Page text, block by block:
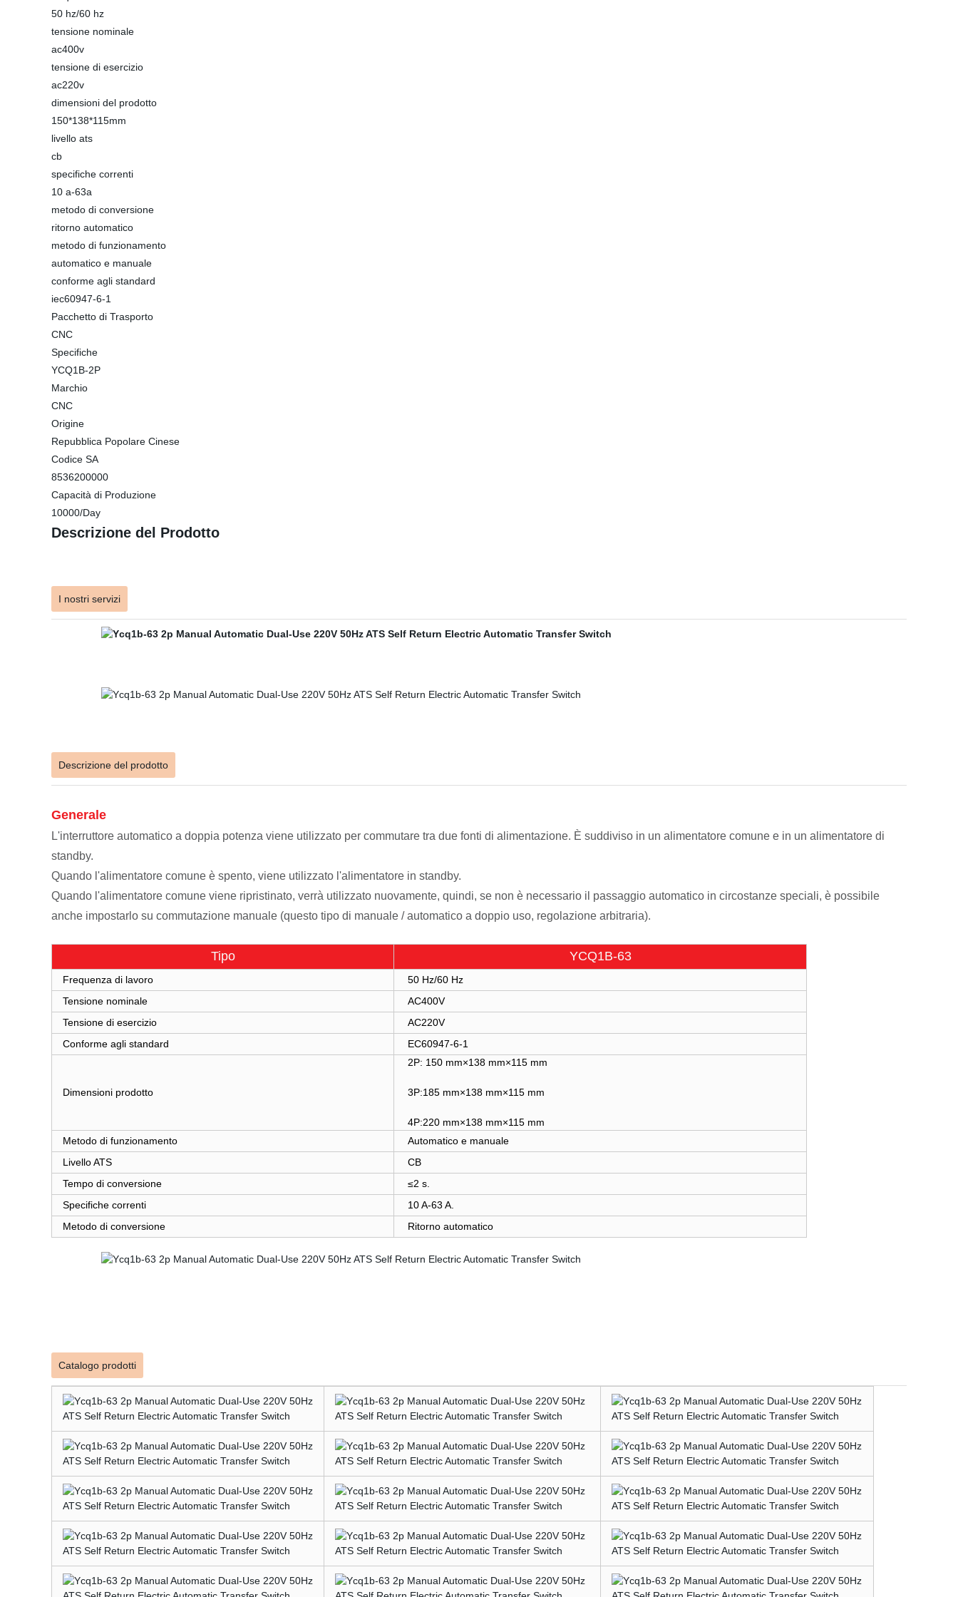
50 hz/60 hz
tensione nominale
ac400v
tensione di esercizio
ac220v
dimensioni del prodotto
150*138*115mm
livello ats
cb
specifiche correnti
10 a-63a
metodo di conversione
ritorno automatico
metodo di funzionamento
automatico e manuale
conforme agli standard
iec60947-6-1
Pacchetto di Trasporto
CNC
Specifiche
YCQ1B-2P
Marchio
CNC
Origine
Repubblica Popolare Cinese
Codice SA
8536200000
Capacità di Produzione
10000/Day
Descrizione del Prodotto
I nostri servizi
Descrizione del prodotto
Generale
L'interruttore automatico a doppia potenza viene utilizzato per commutare tra due fonti di alimentazione. È suddiviso in un alimentatore comune e in un alimentatore di
standby.
Quando l'alimentatore comune è spento, viene utilizzato l'alimentatore in standby.
Quando l'alimentatore comune viene ripristinato, verrà utilizzato nuovamente, quindi, se non è necessario il passaggio automatico in circostanze speciali, è possibile
anche impostarlo su commutazione manuale (questo tipo di manuale / automatico a doppio uso, regolazione arbitraria).
Tipo YCQ1B-63
Frequenza di lavoro
50 Hz/60 Hz
Tensione nominale
AC400V
Tensione di esercizio
AC220V
Conforme agli standard
EC60947-6-1
Dimensioni prodotto
2P: 150 mm×138 mm×115 mm
3P:185 mm×138 mm×115 mm
4P:220 mm×138 mm×115 mm
Metodo di funzionamento
Automatico e manuale
Livello ATS
CB
Tempo di conversione
≤2 s.
Specifiche correnti
10 A-63 A.
Metodo di conversione
Ritorno automatico
Catalogo prodotti